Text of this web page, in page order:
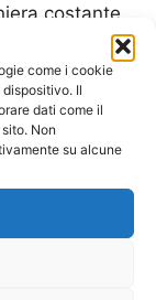
come i cookie
Il
dati come il
Non
su alcune
costante
sul campo
qualità. La
nostri
metodi
le quali i